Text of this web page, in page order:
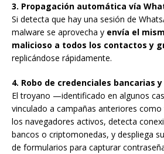
3. Propagación automática vía
Si detecta que hay una sesión de
malware se aprovecha y envía el
malicioso a todos los contactos y
replicándose rápidamente.
4. Robo de credenciales bancarias
El troyano —identificado en algunos
vinculado a campañas anteriores
los navegadores activos, detecta
bancos o criptomonedas, y despliega
de formularios para capturar